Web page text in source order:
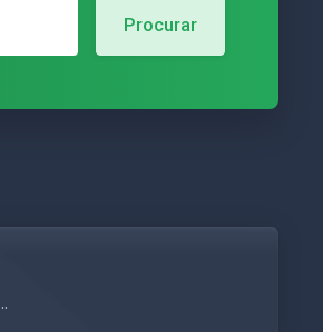
Procurar